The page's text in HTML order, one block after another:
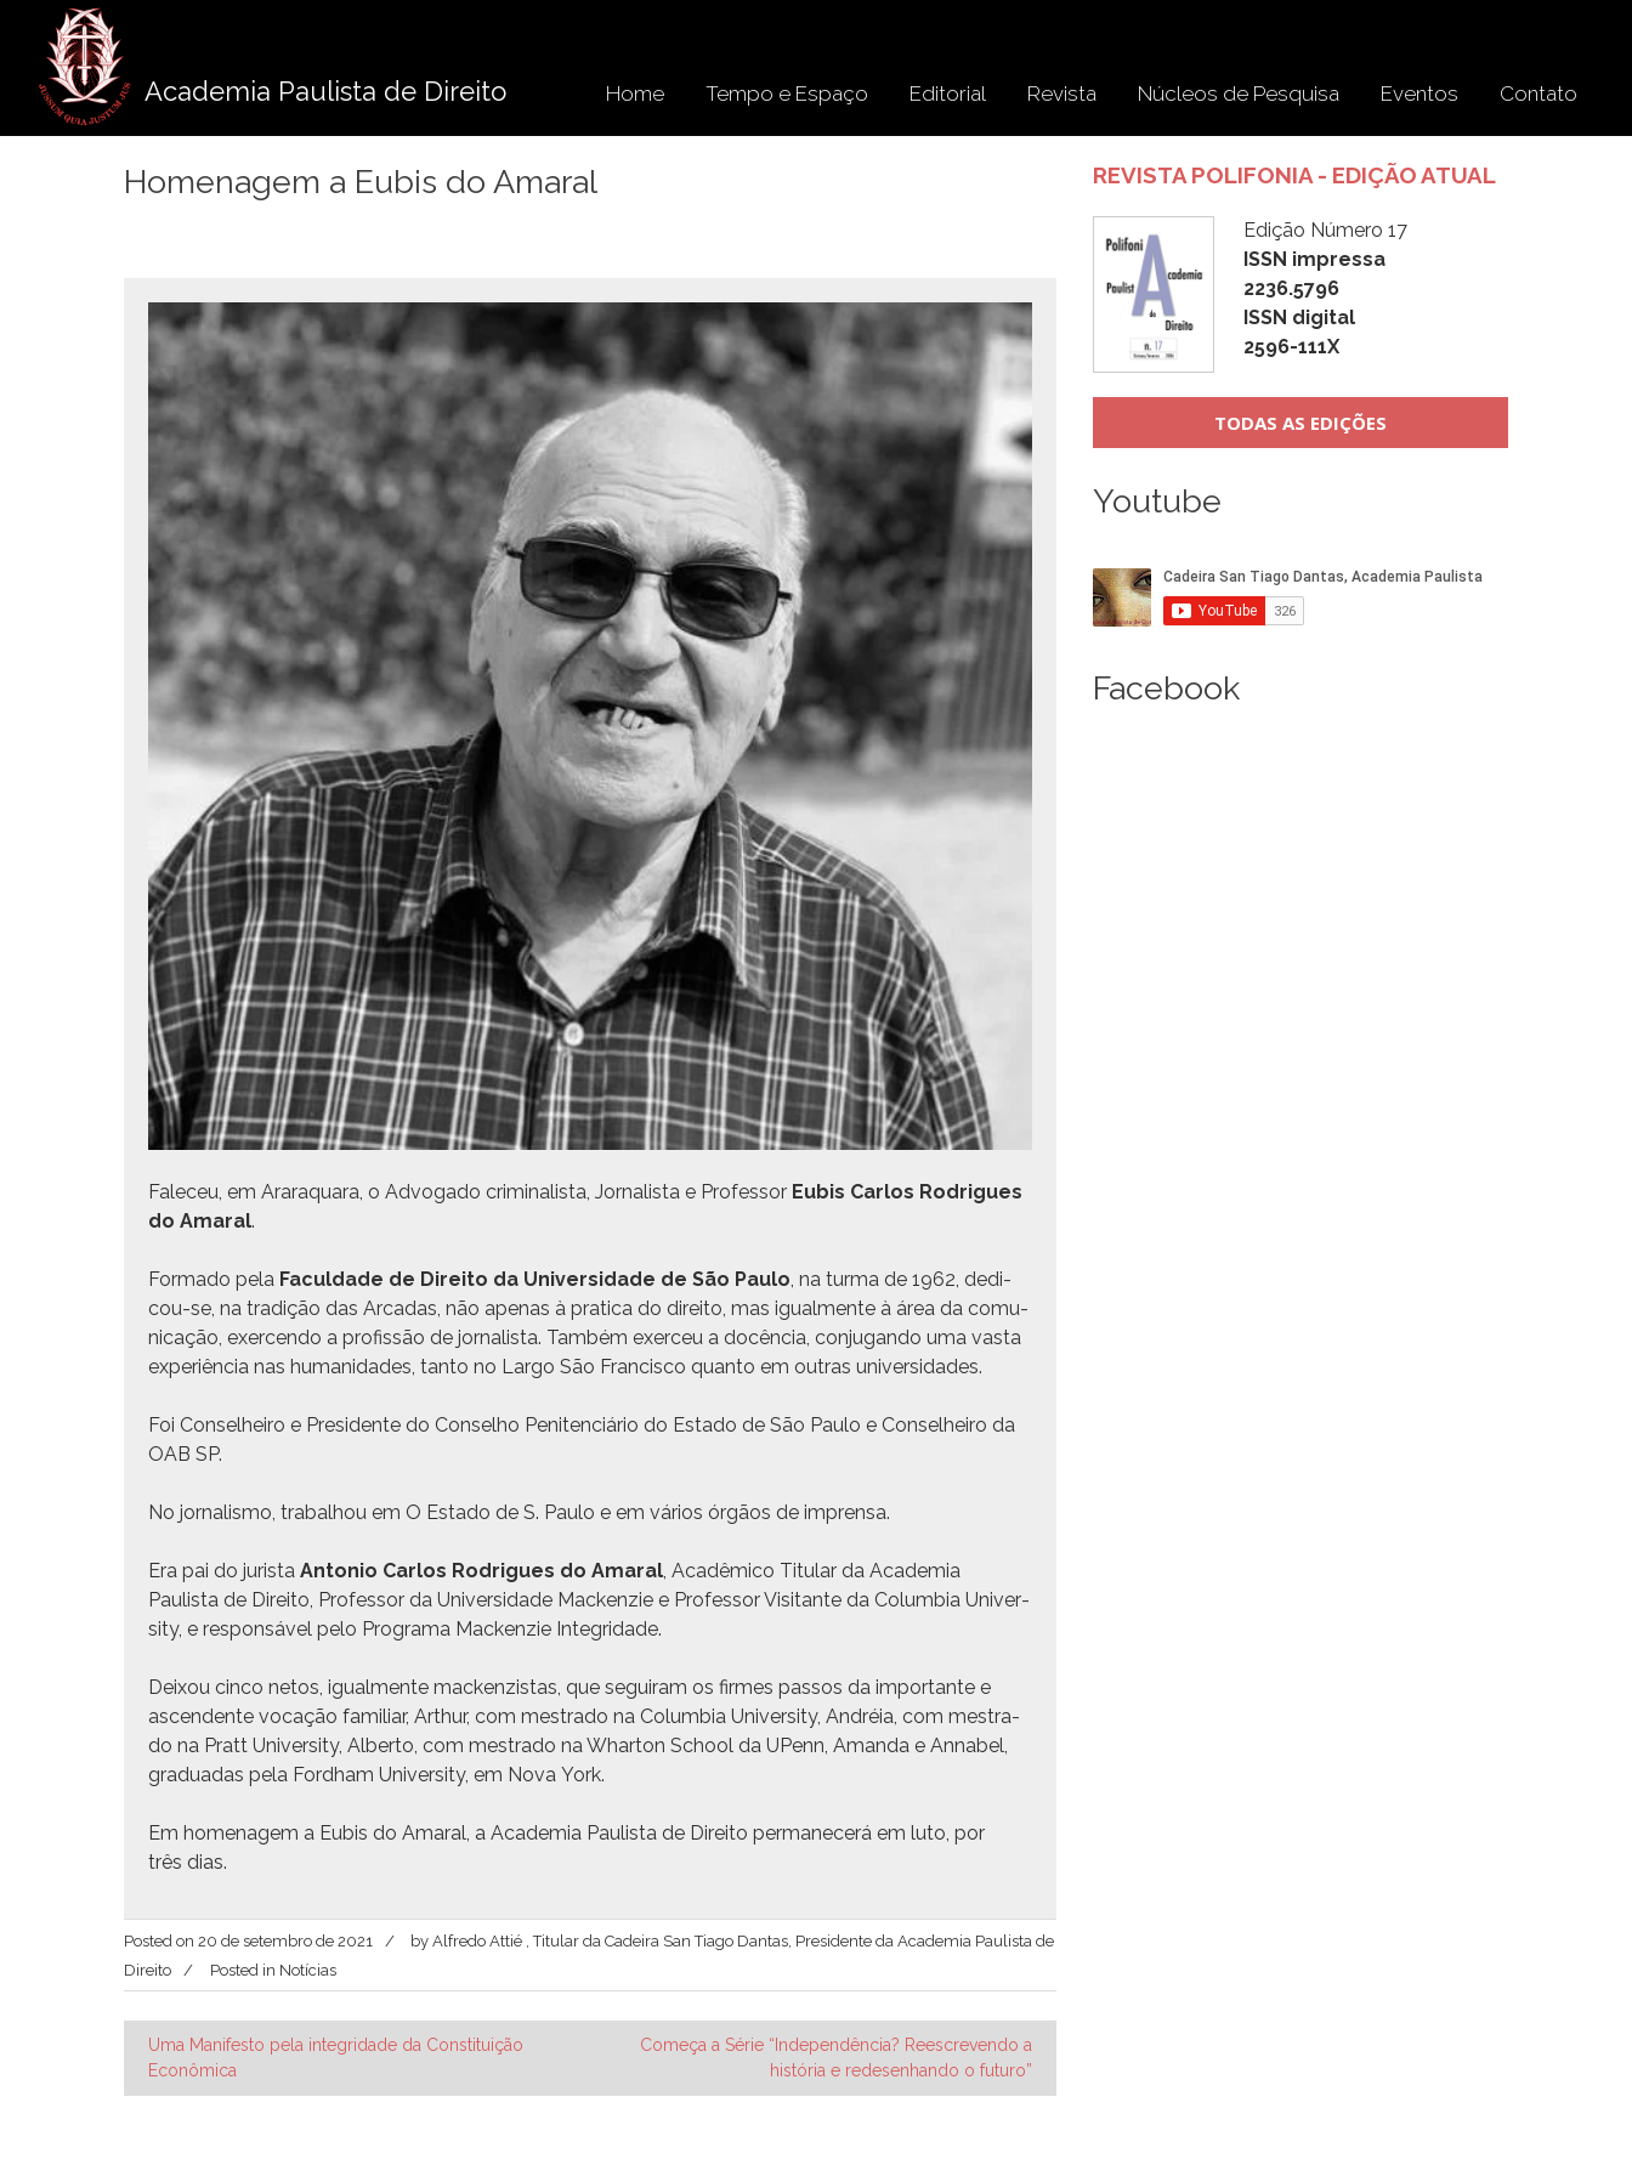
conteúdo
Academia Paulista de Direito Home Tempo e Espaço Editorial Revista Núcleos de Pesquisa Eventos Contato
Homenagem a Eubis do Amaral
Fale­ceu, em Araraquara, o Advo­ga­do crim­i­nal­ista, Jor­nal­ista e Pro­fes­sor Eubis Car­los Rodrigues
do Ama­r­al.
For­ma­do pela Fac­ul­dade de Dire­ito da Uni­ver­si­dade de São Paulo, na tur­ma de 1962, dedi­
cou-se, na tradição das Arcadas, não ape­nas à prat­i­ca do dire­ito, mas igual­mente à área da comu­
ni­cação, exercendo a profis­são de jor­nal­ista. Tam­bém exerceu a docên­cia, con­ju­gan­do uma vas­ta
exper­iên­cia nas humanidades, tan­to no Largo São Fran­cis­co quan­to em out­ras universidades.
Foi Con­sel­heiro e Pres­i­dente do Con­sel­ho Pen­i­ten­ciário do Esta­do de São Paulo e Con­sel­heiro da
OAB SP.
No jor­nal­is­mo, tra­bal­hou em O Esta­do de S. Paulo e em vários órgãos de imprensa.
Era pai do jurista Anto­nio Car­los Rodrigues do Ama­r­al, Acadêmi­co Tit­u­lar da Acad­e­mia
Paulista de Dire­ito, Pro­fes­sor da Uni­ver­si­dade Macken­zie e Pro­fes­sor Vis­i­tante da Colum­bia Uni­ver­
si­ty, e respon­sáv­el pelo Pro­gra­ma Macken­zie Integridade.
Deixou cin­co netos, igual­mente macken­zis­tas, que seguiram os firmes pas­sos da impor­tante e
ascen­dente vocação famil­iar, Arthur, com mestra­do na Colum­bia Uni­ver­si­ty, Andréia, com mestra­
do na Pratt Uni­ver­si­ty, Alber­to, com mestra­do na Whar­ton School da UPenn, Aman­da e Annabel,
grad­u­adas pela Ford­ham Uni­ver­si­ty, em Nova York.
Em hom­e­nagem a Eubis do Ama­r­al, a Acad­e­mia Paulista de Dire­ito per­manecerá em luto, por
três dias.
Posted on 20 de setembro de 2021 by Alfredo Attié , Titular da Cadeira San Tiago Dantas, Presidente da Academia Paulista de
Direito
Posted in Notícias
Navegação
de
Uma Manifesto pela integridade da Constituição
Econômica
Começa a Série “Independência? Reescrevendo a
história e redesenhando o futuro”
REVISTA POLIFONIA - EDIÇÃO ATUAL
Edição Número 17
ISSN impressa
2236.5796
ISSN digital
2596-111X
TODAS AS EDIÇÕES
Youtube
Facebook